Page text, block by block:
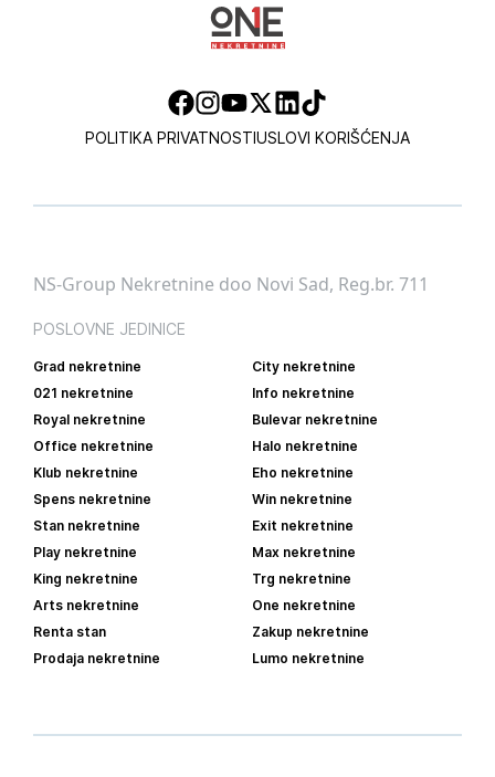
POLITIKA PRIVATNOSTIUSLOVI KORIŠĆENJA
NS-Group Nekretnine doo Novi Sad, Reg.br. 711
POSLOVNE JEDINICE
Grad nekretnine
City nekretnine
021 nekretnine
Info nekretnine
Royal nekretnine
Bulevar nekretnine
Office nekretnine
Halo nekretnine
Klub nekretnine
Eho nekretnine
Spens nekretnine
Win nekretnine
Stan nekretnine
Exit nekretnine
Play nekretnine
Max nekretnine
King nekretnine
Trg nekretnine
Arts nekretnine
One nekretnine
Renta stan
Zakup nekretnine
Prodaja nekretnine
Lumo nekretnine